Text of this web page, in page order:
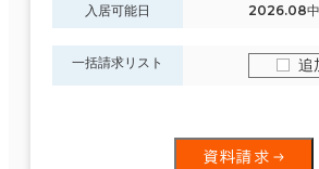
入居可能日 2026.08
一括請求リスト 追
資料請求